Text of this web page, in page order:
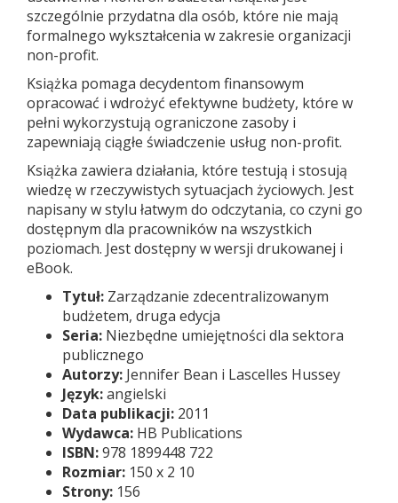
szczególnie przydatna dla osób, które nie mają
formalnego wykształcenia w zakresie organizacji
non-profit.
Książka pomaga decydentom finansowym
opracować i wdrożyć efektywne budżety, które w
pełni wykorzystują ograniczone zasoby i
zapewniają ciągłe świadczenie usług non-profit.
Książka zawiera działania, które testują i stosują
wiedzę w rzeczywistych sytuacjach życiowych. Jest
napisany w stylu łatwym do odczytania, co czyni go
dostępnym dla pracowników na wszystkich
poziomach. Jest dostępny w wersji drukowanej i
eBook.
Tytuł: Zarządzanie zdecentralizowanym
budżetem, druga edycja
Seria: Niezbędne umiejętności dla sektora
publicznego
Autorzy: Jennifer Bean i Lascelles Hussey
Język:angielski
Data publikacji: 2011
Wydawca: HB Publications
ISBN:978 1899448 722
Rozmiar: 150 x 2 10
Strony: 156